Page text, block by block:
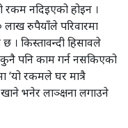
रकम नदिइएको होइन ।
रुपैयाँले परिवारमा
। किस्तावन्दी हिसावले
पनि काम गर्न नसकिएको
‘यो रकमले घर मात्रै
भनेर लाञ्क्षना लगाउने